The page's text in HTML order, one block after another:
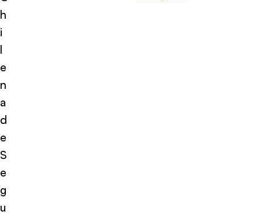
h
i
l
e
n
a
d
e
S
e
g
u